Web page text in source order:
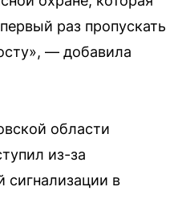
раз пропускать
— добавила
области
из-за
сигнализации в